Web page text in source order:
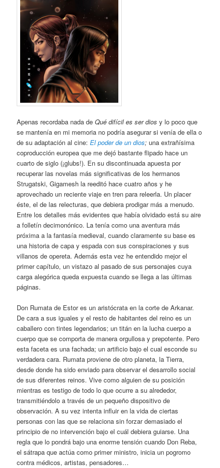
Apenas recordaba nada deQué difícil es ser dios y lo poco que
se mantenía en mi memoria no podría asegurar si venía de ella o
de su adaptación al cine:El poder de un dios; una extrañísima
coproducción europea que me dejó bastante flipado hace un
cuarto de siglo (¡glubs!). En su discontinuada apuesta por
recuperar las novelas más significativas de los hermanos
Strugatski, Gigamesh la reeditó hace cuatro años y he
aprovechado un reciente viaje en tren para releerla. Un placer
éste, el de las relecturas, que debiera prodigar más a menudo.
Entre los detalles más evidentes que había olvidado está su aire
a folletín decimonónico. La tenía como una aventura más
próxima a la fantasía medieval, cuando claramente su base es
una historia de capa y espada con sus conspiraciones y sus
villanos de opereta. Además esta vez he entendido mejor el
primer capítulo, un vistazo al pasado de sus personajes cuya
carga alegórica queda expuesta cuando se llega a las últimas
páginas.
Don Rumata de Estor es un aristócrata en la corte de Arkanar.
De cara a sus iguales y el resto de habitantes del reino es un
caballero con tintes legendarios; un titán en la lucha cuerpo a
cuerpo que se comporta de manera orgullosa y prepotente. Pero
esta faceta es una fachada; un artificio bajo el cual esconde su
verdadera cara. Rumata proviene de otro planeta, la Tierra,
desde donde ha sido enviado para observar el desarrollo social
de sus diferentes reinos. Vive como alguien de su posición
mientras es testigo de todo lo que ocurre a su alrededor,
transmitiéndolo a través de un pequeño dispositivo de
observación. A su vez intenta influir en la vida de ciertas
personas con las que se relaciona sin forzar demasiado el
principio de no intervención bajo el cuál debiera guiarse. Una
regla que lo pondrá bajo una enorme tensión cuando Don Reba,
el sátrapa que actúa como primer ministro, inicia un pogromo
contra médicos, artistas, pensadores…